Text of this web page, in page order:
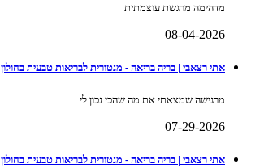
מדהימה מרגשת עוצמתית
08-04-2026
אתי רצאבי | בריה בריאה - מנטורית לבריאות טבעית בחולון
מרגישה שמצאתי את מה שהכי נכון לי
07-29-2026
אתי רצאבי | בריה בריאה - מנטורית לבריאות טבעית בחולון